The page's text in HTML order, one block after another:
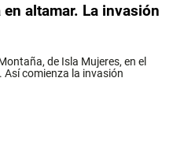
altamar. La invasión
de Isla Mujeres, en el
Así comienza la invasión